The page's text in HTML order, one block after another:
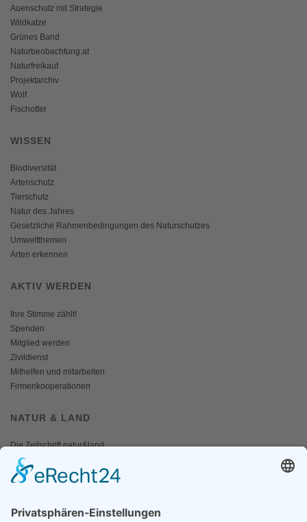
Auenschutz mit Strategie
Wildkatze
Grünes Band
Naturbeobachtung.at
Naturfreikauf
Projektarchiv
Wolf
Fischotter
WISSEN
Biodiversität
Artenschutz
Tierschutz
Natur des Jahres
Gesetzliche Rahmenbedingungen des Naturschutzes
Umweltthemen
Arten erkennen
AKTIV WERDEN
Ihre Stimme zählt!
Spenden
Mitglied werden
Zivildienst
Mithelfen und mitarbeiten
Firmenkooperationen
NATUR & LAND
Die Zeitschrift natur&land
Archiv
Mediadaten